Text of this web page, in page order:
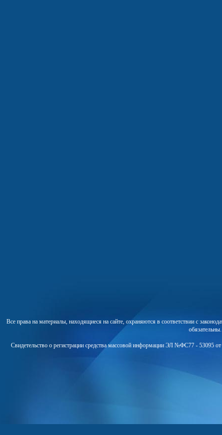
Все права на материалы, находящиеся на сайте, охраняются в соответствии с
Свидетельство о регистрации средства массовой информации ЭЛ №ФС77 - 53095